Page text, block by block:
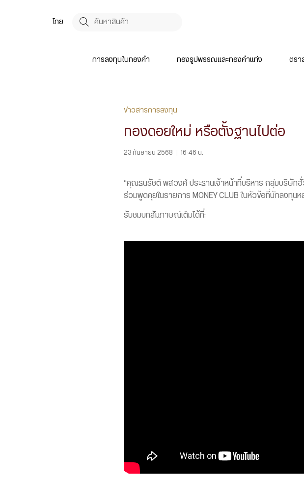
ไทย
การลงทุนในทองคำ ทองรูปพรรณและทองคำแท่ง ตรา
ข่าวสารการลงทุน
ทองดอยใหม่ หรือตั้งฐานไปต่อ
23 กันยายน 2568 16:46 น.
“คุณธนรัชต์ พสวงศ์ ประธานเจ้าหน้าที่บริหาร กลุ่มบริษัทฮั่
ร่วมพูดคุยในรายการ MONEY CLUB ในหัวข้อที่นักลงทุน
รับชมบทสัมภาษณ์เต็มได้ที่: